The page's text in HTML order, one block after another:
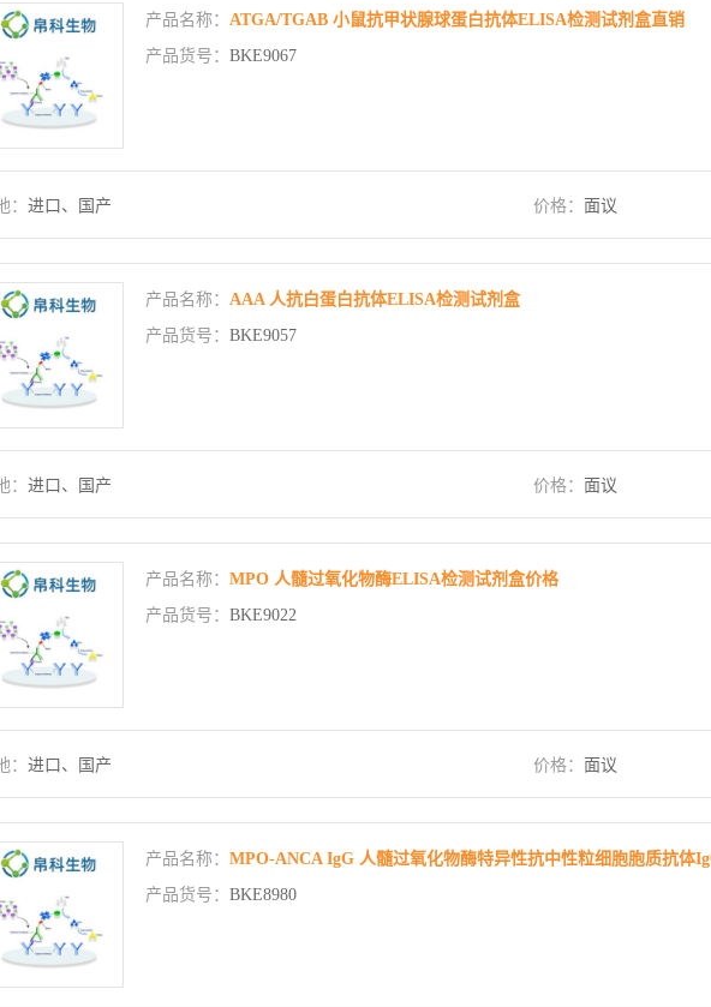
产品名称： ATGA/TGAB 小鼠抗甲状腺球蛋白抗体ELISA检测试剂盒直销
产品货号： BKE9067
： 进口、国产 价格： 面议
产品名称： AAA 人抗白蛋白抗体ELISA检测试剂盒
产品货号： BKE9057
： 进口、国产 价格： 面议
产品名称： MPO 人髓过氧化物酶ELISA检测试剂盒价格
产品货号： BKE9022
： 进口、国产 价格： 面议
产品名称： MPO-ANCA IgG 人髓过氧化物酶特异性抗中性粒细胞胞质抗体
产品货号： BKE8980